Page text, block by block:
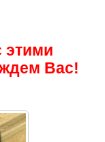
этими
Вас!